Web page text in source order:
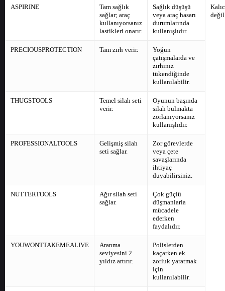
ASPIRINE
Tam sağlık
sağlar; araç
kullanıyorsanız
lastikleri onarır.
Sağlık düşüşü
veya araç hasarı
durumlarında
kullanışlıdır.
değil
PRECIOUSPROTECTION Tam zırh verir.
Yoğun
çatışmalarda ve
zırhınız
tükendiğinde
kullanılabilir.
THUGSTOOLS
Temel silah seti
verir.
Oyunun başında
silah bulmakta
zorlanıyorsanız
kullanışlıdır.
PROFESSIONALTOOLS
Gelişmiş silah
seti sağlar.
Zor görevlerde
veya çete
savaşlarında
ihtiyaç
duyabilirsiniz.
NUTTERTOOLS
Ağır silah seti
sağlar.
Çok güçlü
düşmanlarla
mücadele
ederken
faydalıdır.
YOUWONTTAKEMEALIVE
Aranma
seviyesini 2
yıldız artırır.
Polislerden
kaçarken ek
zorluk yaratmak
için
kullanılabilir.